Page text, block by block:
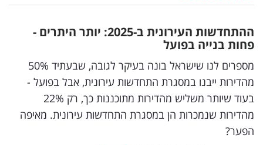
דיגיטל
וטק
שיווק
ופרסום
משפט
ההתחדשות העירונית ב-2025: יותר היתרים -
פחות בנייה בפועל
מספרים לנו שישראל בונה בעיקר לגובה, שבעתיד 50%
מהדירות ייבנו במסגרת התחדשות עירונית, אבל בפועל -
בעוד שיותר משליש מהדירות מתוכננות כך, רק 22%
מהדירות שנמכרות הן במסגרת התחדשות עירונית. מאיפה
הפער?